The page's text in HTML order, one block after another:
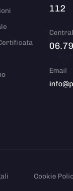
112
Email
Cookie